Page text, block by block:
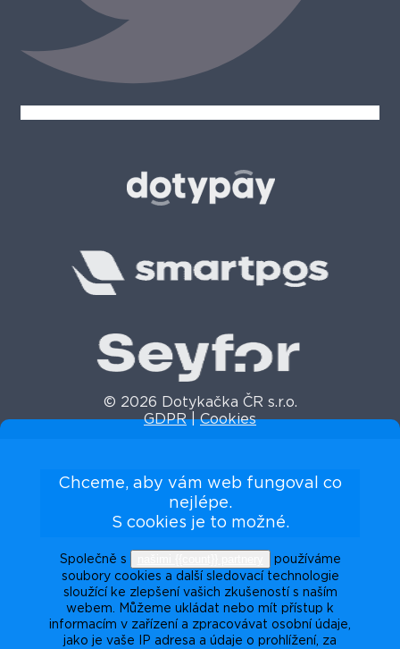
© 2026 Dotykačka ČR s.r.o.
GDPR|Cookies
Chceme, aby vám web fungoval co
nejlépe.
S cookies je to možné.
Společně s
používáme
soubory cookies a další sledovací technologie
sloužící ke zlepšení vašich zkušeností s naším
webem. Můžeme ukládat nebo mít přístup k
informacím v zařízení a zpracovávat osobní údaje,
jako je vaše IP adresa a údaje o prohlížení, za